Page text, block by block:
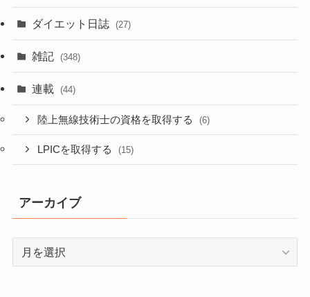
ダイエット日誌 (27)
雑記 (348)
連載 (44)
陸上無線技術士の資格を取得する (6)
LPICを取得する (15)
アーカイブ